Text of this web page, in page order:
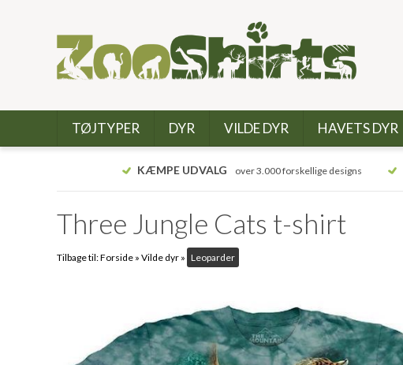
TØJTYPER DYR VILDE DYR HAVETS DYR
KÆMPE UDVALG over 3.000 forskellige designs
Three Jungle Cats t-shirt
Tilbage til:Forside » Vilde dyr » Leoparder